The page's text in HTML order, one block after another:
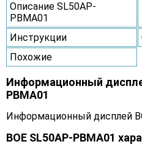
Описание SL50AP-
PBMA01
Инструкции
Похожие
Информационный
PBMA01
Информационный дисплей
BOE SL50AP-PBMA01